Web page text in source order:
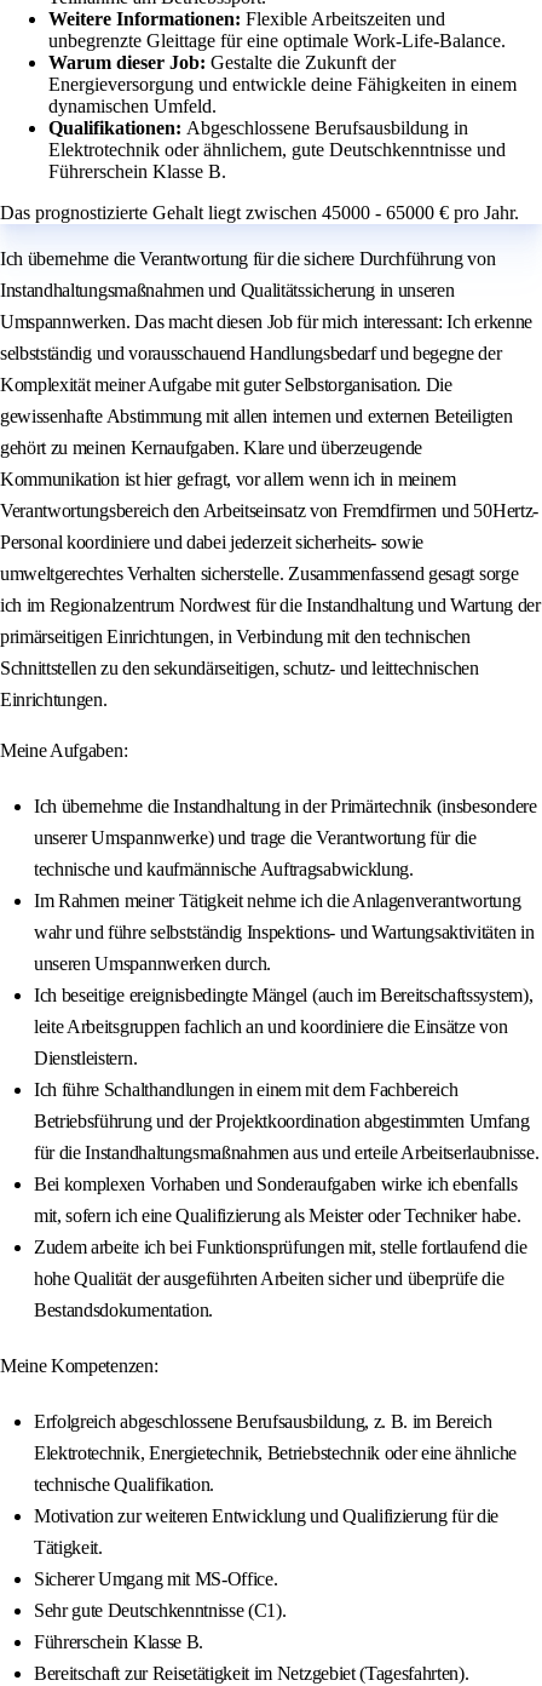
Weitere Informationen: Flexible Arbeitszeiten und
unbegrenzte Gleittage für eine optimale Work-Life-Balance.
Warum dieser Job: Gestalte die Zukunft der
Energieversorgung und entwickle deine Fähigkeiten in einem
dynamischen Umfeld.
Qualifikationen: Abgeschlossene Berufsausbildung in
Elektrotechnik oder ähnlichem, gute Deutschkenntnisse und
Führerschein Klasse B.
Das prognostizierte Gehalt liegt zwischen 45000 - 65000 € pro Jahr.
Ich übernehme die Verantwortung für die sichere Durchführung von
Instandhaltungsmaßnahmen und Qualitätssicherung in unseren
Umspannwerken. Das macht diesen Job für mich interessant: Ich erkenne
selbstständig und vorausschauend Handlungsbedarf und begegne der
Komplexität meiner Aufgabe mit guter Selbstorganisation. Die
gewissenhafte Abstimmung mit allen internen und externen Beteiligten
gehört zu meinen Kernaufgaben. Klare und überzeugende
Kommunikation ist hier gefragt, vor allem wenn ich in meinem
Verantwortungsbereich den Arbeitseinsatz von Fremdfirmen und 50Hertz-
Personal koordiniere und dabei jederzeit sicherheits- sowie
umweltgerechtes Verhalten sicherstelle. Zusammenfassend gesagt sorge
ich im Regionalzentrum Nordwest für die Instandhaltung und Wartung der
primärseitigen Einrichtungen, in Verbindung mit den technischen
Schnittstellen zu den sekundärseitigen, schutz- und leittechnischen
Einrichtungen.
Meine Aufgaben:
Ich übernehme die Instandhaltung in der Primärtechnik (insbesondere
unserer Umspannwerke) und trage die Verantwortung für die
technische und kaufmännische Auftragsabwicklung.
Im Rahmen meiner Tätigkeit nehme ich die Anlagenverantwortung
wahr und führe selbstständig Inspektions- und Wartungsaktivitäten in
unseren Umspannwerken durch.
Ich beseitige ereignisbedingte Mängel (auch im Bereitschaftssystem),
leite Arbeitsgruppen fachlich an und koordiniere die Einsätze von
Dienstleistern.
Ich führe Schalthandlungen in einem mit dem Fachbereich
Betriebsführung und der Projektkoordination abgestimmten Umfang
für die Instandhaltungsmaßnahmen aus und erteile Arbeitserlaubnisse.
Bei komplexen Vorhaben und Sonderaufgaben wirke ich ebenfalls
mit, sofern ich eine Qualifizierung als Meister oder Techniker habe.
Zudem arbeite ich bei Funktionsprüfungen mit, stelle fortlaufend die
hohe Qualität der ausgeführten Arbeiten sicher und überprüfe die
Bestandsdokumentation.
Meine Kompetenzen:
Erfolgreich abgeschlossene Berufsausbildung, z. B. im Bereich
Elektrotechnik, Energietechnik, Betriebstechnik oder eine ähnliche
technische Qualifikation.
Motivation zur weiteren Entwicklung und Qualifizierung für die
Tätigkeit.
Sicherer Umgang mit MS-Office.
Sehr gute Deutschkenntnisse (C1).
Führerschein Klasse B.
Bereitschaft zur Reisetätigkeit im Netzgebiet (Tagesfahrten).